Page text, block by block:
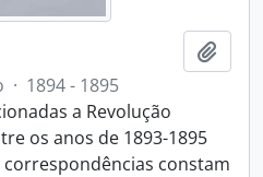
· 1894 - 1895
a Revolução
os anos de 1893-1895
correspondências constam